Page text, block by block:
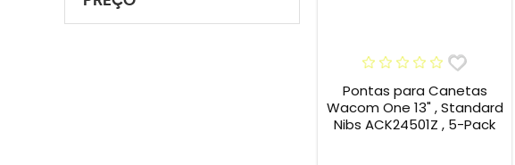
Pontas para Canetas
Wacom One 13" , Standard
Nibs ACK24501Z , 5-Pack